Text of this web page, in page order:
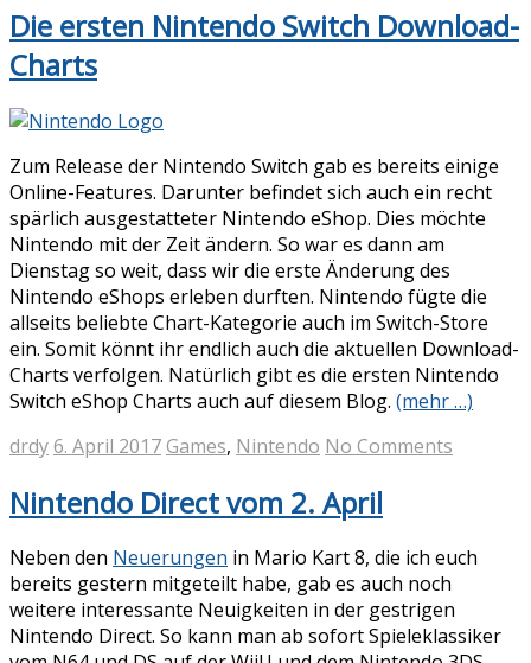
Die ersten Nintendo Switch Download-
Charts
Zum Release der Nintendo Switch gab es bereits einige
Online-Features. Darunter befindet sich auch ein recht
spärlich ausgestatteter Nintendo eShop. Dies möchte
Nintendo mit der Zeit ändern. So war es dann am
Dienstag so weit, dass wir die erste Änderung des
Nintendo eShops erleben durften. Nintendo fügte die
allseits beliebte Chart-Kategorie auch im Switch-Store
ein. Somit könnt ihr endlich auch die aktuellen Download-
Charts verfolgen. Natürlich gibt es die ersten Nintendo
Switch eShop Charts auch auf diesem Blog. (mehr …)
drdy6. April 2017 Games, Nintendo No Comments
Nintendo Direct vom 2. April
Neben den Neuerungen in Mario Kart 8, die ich euch
bereits gestern mitgeteilt habe, gab es auch noch
weitere interessante Neuigkeiten in der gestrigen
Nintendo Direct. So kann man ab sofort Spieleklassiker